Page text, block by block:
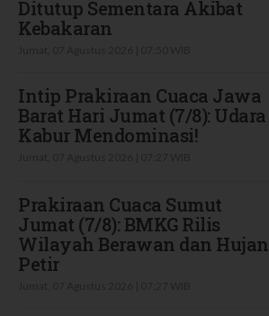
Ditutup Sementara Akibat
Kebakaran
Intip Prakiraan Cuaca Jawa
Barat Hari Jumat (7/8): Udara
Kabur Mendominasi!
Prakiraan Cuaca Sumut
Jumat (7/8): BMKG Rilis
Wilayah Berawan dan Hujan
Petir